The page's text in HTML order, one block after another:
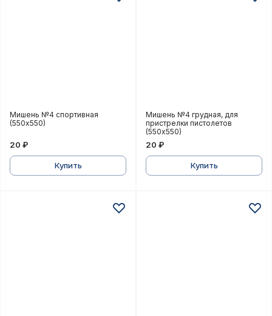
Мишень №4 спортивная (550х550)
Мишень №4 спортивная
(550х550)
20 ₽
Купить
Мишень №4 грудная, для
Мишень №4 грудная, для
пристрелки пистолетов
(550х550)
20 ₽
Купить